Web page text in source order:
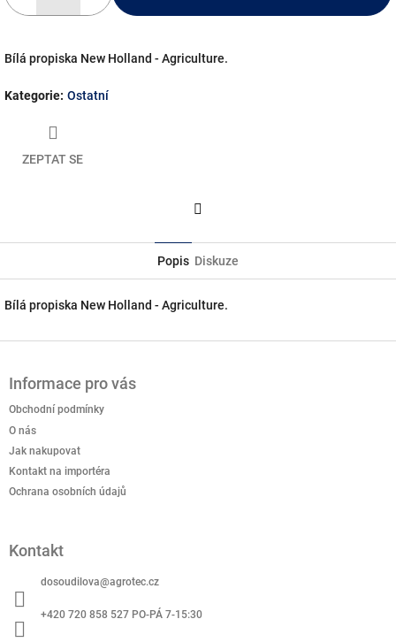
Bílá propiska New Holland - Agriculture.
Kategorie: Ostatní
ZEPTAT SE
Popis Diskuze
Bílá propiska New Holland - Agriculture.
Informace pro vás
Obchodní podmínky
O nás
Jak nakupovat
Kontakt na importéra
Ochrana osobních údajů
Kontakt
dosoudilova@agrotec.cz
+420 720 858 527 PO-PÁ 7-15:30